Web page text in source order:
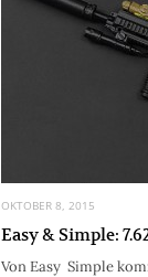
OKTOBER 8, 2015
Easy & Simple:
Von Easy Simple